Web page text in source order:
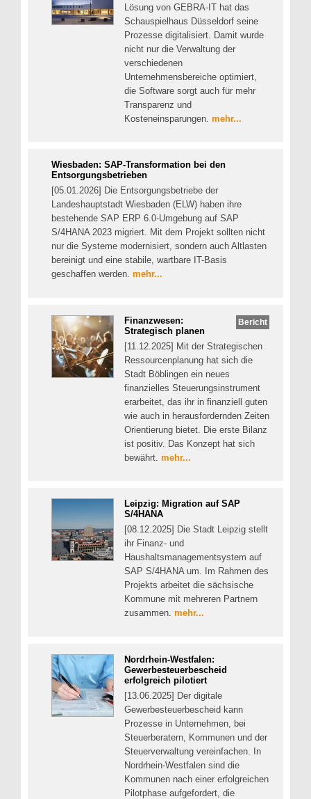
Lösung von GEBRA-IT hat das
Schauspielhaus Düsseldorf seine
Prozesse digitalisiert. Damit wurde
nicht nur die Verwaltung der
verschiedenen
Unternehmensbereiche optimiert,
die Software sorgt auch für mehr
Transparenz und
Kosteneinsparungen. mehr...
Wiesbaden: SAP-Transformation bei den
Entsorgungsbetrieben
[05.01.2026] Die Entsorgungsbetriebe der
Landeshauptstadt Wiesbaden (ELW) haben ihre
bestehende SAP ERP 6.0-Umgebung auf SAP
S/4HANA 2023 migriert. Mit dem Projekt sollten nicht
nur die Systeme modernisiert, sondern auch Altlasten
bereinigt und eine stabile, wartbare IT-Basis
geschaffen werden. mehr...
Bericht
Finanzwesen:
Strategisch planen
[11.12.2025] Mit der Strategischen
Ressourcenplanung hat sich die
Stadt Böblingen ein neues
finanzielles Steuerungsinstrument
erarbeitet, das ihr in finanziell guten
wie auch in herausfordernden Zeiten
Orientierung bietet. Die erste Bilanz
ist positiv. Das Konzept hat sich
bewährt. mehr...
Leipzig: Migration auf SAP
S/4HANA
[08.12.2025] Die Stadt Leipzig stellt
ihr Finanz- und
Haushaltsmanagementsystem auf
SAP S/4HANA um. Im Rahmen des
Projekts arbeitet die sächsische
Kommune mit mehreren Partnern
zusammen. mehr...
Nordrhein-Westfalen:
Gewerbesteuerbescheid
erfolgreich pilotiert
[13.06.2025] Der digitale
Gewerbesteuerbescheid kann
Prozesse in Unternehmen, bei
Steuerberatern, Kommunen und der
Steuerverwaltung vereinfachen. In
Nordrhein-Westfalen sind die
Kommunen nach einer erfolgreichen
Pilotphase aufgefordert, die